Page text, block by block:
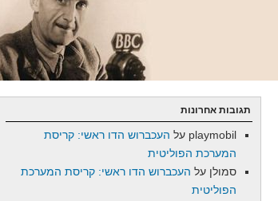
תגובות אחרונות
playmobil על העכברוש הדו ראשי: קריסת
המערכת הפוליטית
סמולן על העכברוש הדו ראשי: קריסת המערכת
הפוליטית